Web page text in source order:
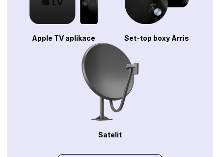
Apple TV aplikace Set-top boxy Arris
Satelit